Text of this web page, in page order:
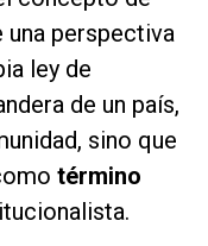
una perspectiva
ley de
de un país,
sino que
término